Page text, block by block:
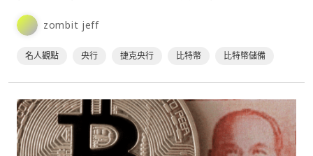
為期兩年的「比特幣測試投資組合⋯
zombit jeff
名人觀點 央行 捷克央行 比特幣 比特幣儲備